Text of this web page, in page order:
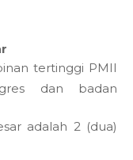
tertinggi PMII
dan badan
adalah 2 (dua)